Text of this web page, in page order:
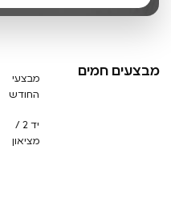
מבצעים חמים
מבצעי
החודש
יד 2 /
מציאון